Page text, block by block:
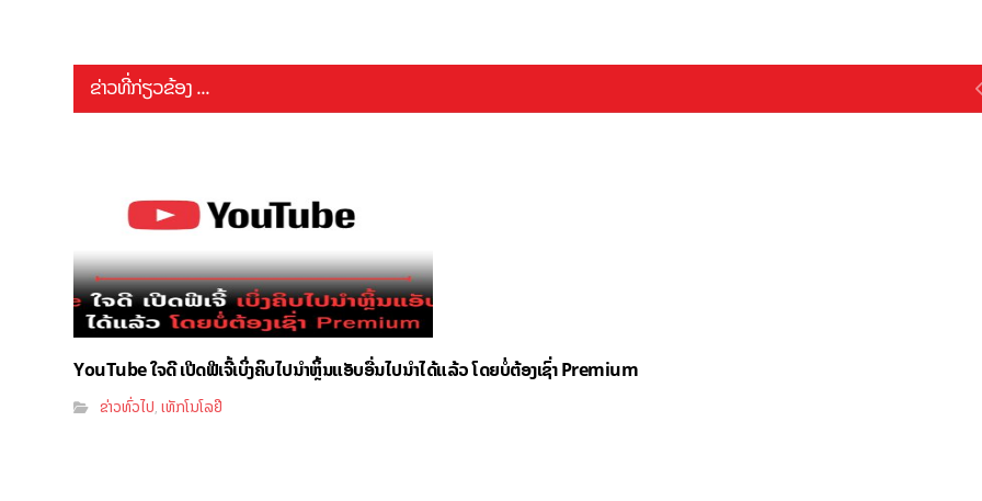
ຂ່າວທີ່ກ່ຽວຂ້ອງ ...
YouTube ໃຈດີ ເປີດຟີເຈີ້ເບິ່ງຄິບໄປນຳຫຼິ້ນແອັບອື່ນໄປນຳໄດ້ແລ້ວ ໂດຍບໍ່ຕ້ອງເຊົ່າ Premium
ຂ່າວທົ່ວໄປ,ເທັກໂນໂລຢີ